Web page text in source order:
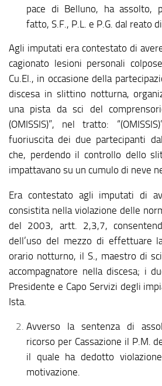
pace di Belluno, ha assolto,
fatto, S.F., P.L. e P.G. dal reato
Agli imputati era contestato di
cagionato lesioni personali
Cu.El., in occasione della
discesa in slittino notturna,
una pista da sci del
(OMISSIS)”, nel tratto:
fuoriuscita dei due partecipanti
che, perdendo il controllo dello
impattavano su un cumulo di neve
Era contestato agli imputati di
consistita nella violazione delle
del 2003, artt. 2,3,7,
dell’uso del mezzo di effettuare
orario notturno, il S., maestro di
accompagnatore nella discesa; i
Presidente e Capo Servizi degli
Ista.
Avverso la sentenza di
ricorso per Cassazione il P.M.
il quale ha dedotto
motivazione.